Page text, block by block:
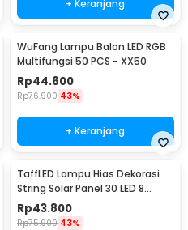
+ Keranjang
WuFang Lampu Balon LED RGB
Multifungsi 50 PCS - XX50
Rp44.600
Rp76.900 43%
+ Keranjang
TaffLED Lampu Hias Dekorasi
String Solar Panel 30 LED 8
Mode 6.5M - 896
Rp43.800
Rp75.900 43%